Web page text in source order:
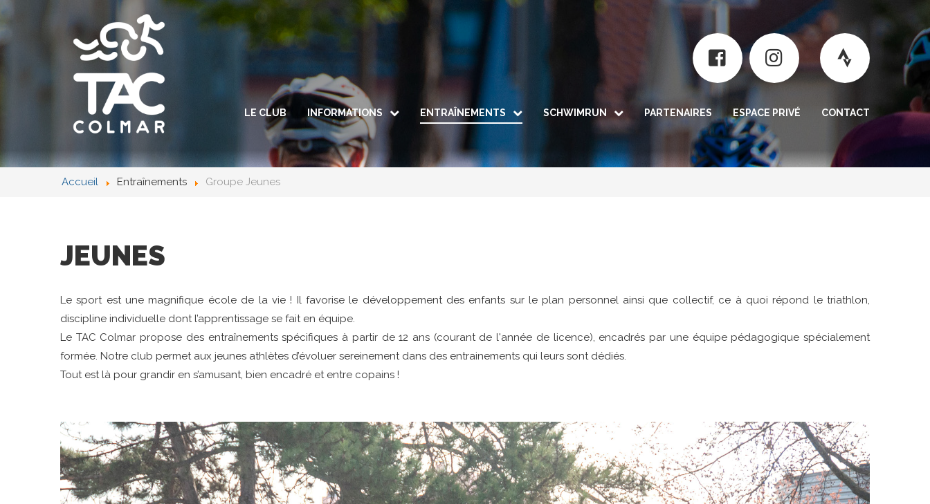
LE CLUB INFORMATIONS
Le Comité
ENTRAÎNEMENTS
Groupe Adultes & Espoirs
SCHWIMRUN
Le Schwimrun
Info / programme
PARTENAIRES ESPACE PRIVÉ CONTACT
Accueil Entraînements Groupe Jeunes
JEUNES
Le sport est une magnifique école de la vie ! Il favorise le développement des enfants sur le plan personnel ainsi que collectif, ce à quoi répond le triathlon,
discipline individuelle dont l’apprentissage se fait en équipe.
Le TAC Colmar propose des entraînements spécifiques à partir de 12 ans (courant de l'année de licence), encadrés par une équipe pédagogique spécialement
formée. Notre club permet aux jeunes athlètes d’évoluer sereinement dans des entrainements qui leurs sont dédiés.
Tout est là pour grandir en s’amusant, bien encadré et entre copains !